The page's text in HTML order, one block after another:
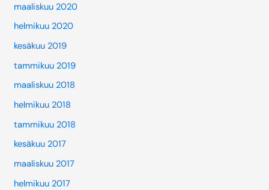
maaliskuu 2020
helmikuu 2020
kesäkuu 2019
tammikuu 2019
maaliskuu 2018
helmikuu 2018
tammikuu 2018
kesäkuu 2017
maaliskuu 2017
helmikuu 2017